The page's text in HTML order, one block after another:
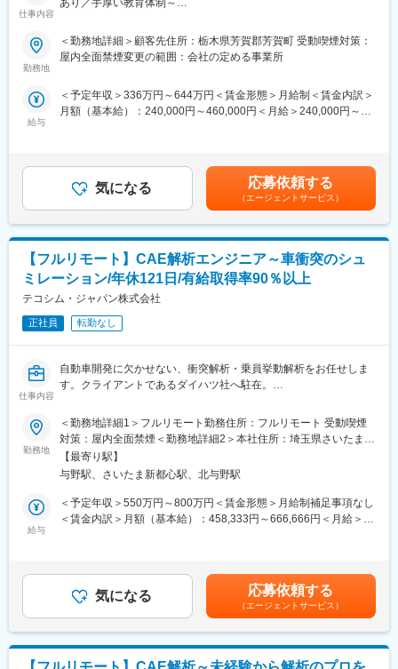
スムーズに参画できます。
◎働く場所・案件の柔軟性
・ご本人様の希望を最大限考慮
給
安定した環境で腰を据えて働きたい方にも、さまざまな現場で経
◎スキルアップ・キャリア形成
業界トップレベルの取引基盤（大手メーカー中心）
長期案件の中で専門性を深められる
希望すれば新しい技術領域へのチャレンジも可能
⇒「安定」と「成長」の両立が実現できる環境です。
◎長く働ける制度・福利厚生
産休・育休取得率100％（男性の取得実績あり）
復職・時短勤務にも対応
⇒ライフイベントに応じて、無理なくキャリアを継続できます。
・エンジニアのみで構成された組織体制
・技術面の相談がしやすい環境
困ったときは必ず誰かに相談できる、安心して働ける環境です。
仕事内容
あり／手厚い教育体制～
■業務内容：
大手自動車メーカーにて、衝突CAEを用いた性能設計業務をお任
■業務詳細：
・衛突シミュレーションのモデル作成
■対象：完成車
■使用ツール：
・Office（Excel、PowerPoint、Word）
・LS-DYNA
・META
■当社の魅力：
が常駐し、
業務で必要な技術やスキルアップのための研修セミナー、キャリ
未経験の方はまず面談等を行ったうえで個々に必要な研修をご用
意いたします。
◎独自の評価制度
評価は点数制です。
定期的に営業や人材開発部スタッフとの面談でご自身の現状や目
標をすり合わせるため、評価のポイントがわかりやすく、明確な
目標を持ってスキルアップ・昇給昇格を目指せます。
野などの業界約300社の大手メーカーに技術を提供。まだ世に出
ていない新製品の開発など様々なプロジェクトに参画し、創業か
ら60年日本のモノづくりを支え続けています。
お客様のご要望に対応できることが最大の強み。また、夕方街に
流れる「夕焼け小焼け」の防災無線用のアンプは全国約40,000箇
勤務地
＜勤務地詳細＞顧客先住所：栃木県芳賀郡芳賀町 受動喫煙対策：
屋内全面禁煙変更の範囲：会社の定める事業所
給与
＜予定年収＞336万円～644万円＜賃金形態＞月給制＜賃金内訳＞
月額（基本給）：240,000円～460,000円＜月給＞240,000円～
じて上下する可能性があります。月給(月額)は固定手当を含めた表
記です。気になる 応募依頼する
（エージェントサービス）
【フルリモート】CAE解析エンジニア～車衝突のシュ
ミレーション/年休121日/有給取得率90％以上
テコシム・ジャパン株式会社
正社員 転勤なし
仕事内容
自動車開発に欠かせない、衝突解析・乗員挙動解析をお任せしま
す。クライアントであるダイハツ社へ駐在。
■衝突解析・乗員挙動解析：
近年自動車業界では、地域によって異なる様々な法規制に対応す
るため、車輌レベル・部品レベルでの衝突解析が数多く行われて
います。
同社では、最先端の解析技術を用い、限られた期間内で、高品質
な製品を開発できるよう、自動車衝突時の車体変形モード・特
性、衝突時の乗員傷害に対し、性能予測、結果分析、対策、提案
世界中の拠点からエンジニアを集め、計1８名でチームを組んでい
ます。
スペイン：1名
勤務地
＜勤務地詳細1＞フルリモート勤務住所：フルリモート 受動喫煙
対策：屋内全面禁煙＜勤務地詳細2＞本社住所：埼玉県さいたま市
浦和区上木崎1-10-17 三村K2ビル4F勤務地最寄駅：JR京浜東北線
／与野駅受動喫煙対策：屋内全面禁煙変更の範囲：会社の定める
【最寄り駅】
与野駅、さいたま新都心駅、北与野駅
給与
＜予定年収＞550万円～800万円＜賃金形態＞月給制補足事項なし
＜賃金内訳＞月額（基本給）：458,333円～666,666円＜月給＞
くまでも目安の金額であり、選考を通じて上下する可能性があり
ます。月給(月額)は固定手当を含めた表記です。
気になる 応募依頼する
（エージェントサービス）